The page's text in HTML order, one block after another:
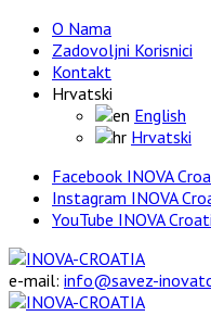
O Nama
Zadovoljni Korisnici
Kontakt
Hrvatski
English
Hrvatski
Facebook INOVA
Instagram INOVA
YouTube INOVA
e-mail: info@savez-